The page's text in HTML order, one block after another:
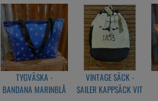
TYGVÄSKA -
BANDANA MARINBLÅ
VINTAGE SÄCK -
SAILER KAPPSÄCK VIT